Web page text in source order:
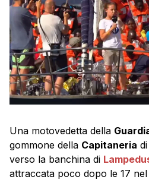
Una motovedetta della
gommone della Capitaneria
verso la banchina di
attraccata poco dopo le 17